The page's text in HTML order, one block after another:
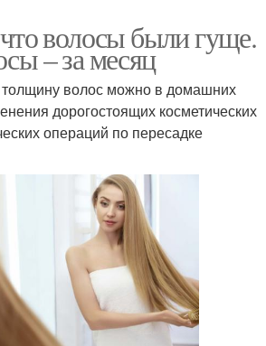
волосы были гуще.
– за месяц
толщину волос можно в домашних
дорогостоящих косметических
операций по пересадке